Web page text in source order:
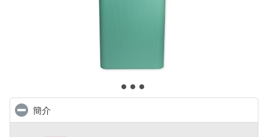
簡介